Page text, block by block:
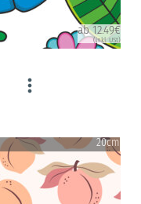
ab 12.49€
(inkl. USt)
20cm